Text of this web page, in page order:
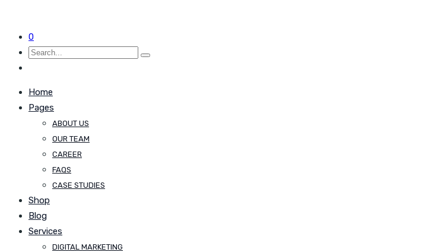
0
Home
Pages
ABOUT US
OUR TEAM
CAREER
FAQS
CASE STUDIES
Shop
Blog
Services
DIGITAL MARKETING